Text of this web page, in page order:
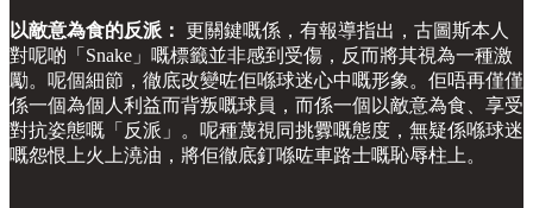
以敵意為食的反派： 更關鍵嘅係，有報導指出，古圖斯本人
對呢啲「Snake」嘅標籤並非感到受傷，反而將其視為一種激
勵。呢個細節，徹底改變咗佢喺球迷心中嘅形象。佢唔再僅僅
係一個為個人利益而背叛嘅球員，而係一個以敵意為食、享受
對抗姿態嘅「反派」。呢種蔑視同挑釁嘅態度，無疑係喺球迷
嘅怨恨上火上澆油，將佢徹底釘喺咗車路士嘅恥辱柱上。